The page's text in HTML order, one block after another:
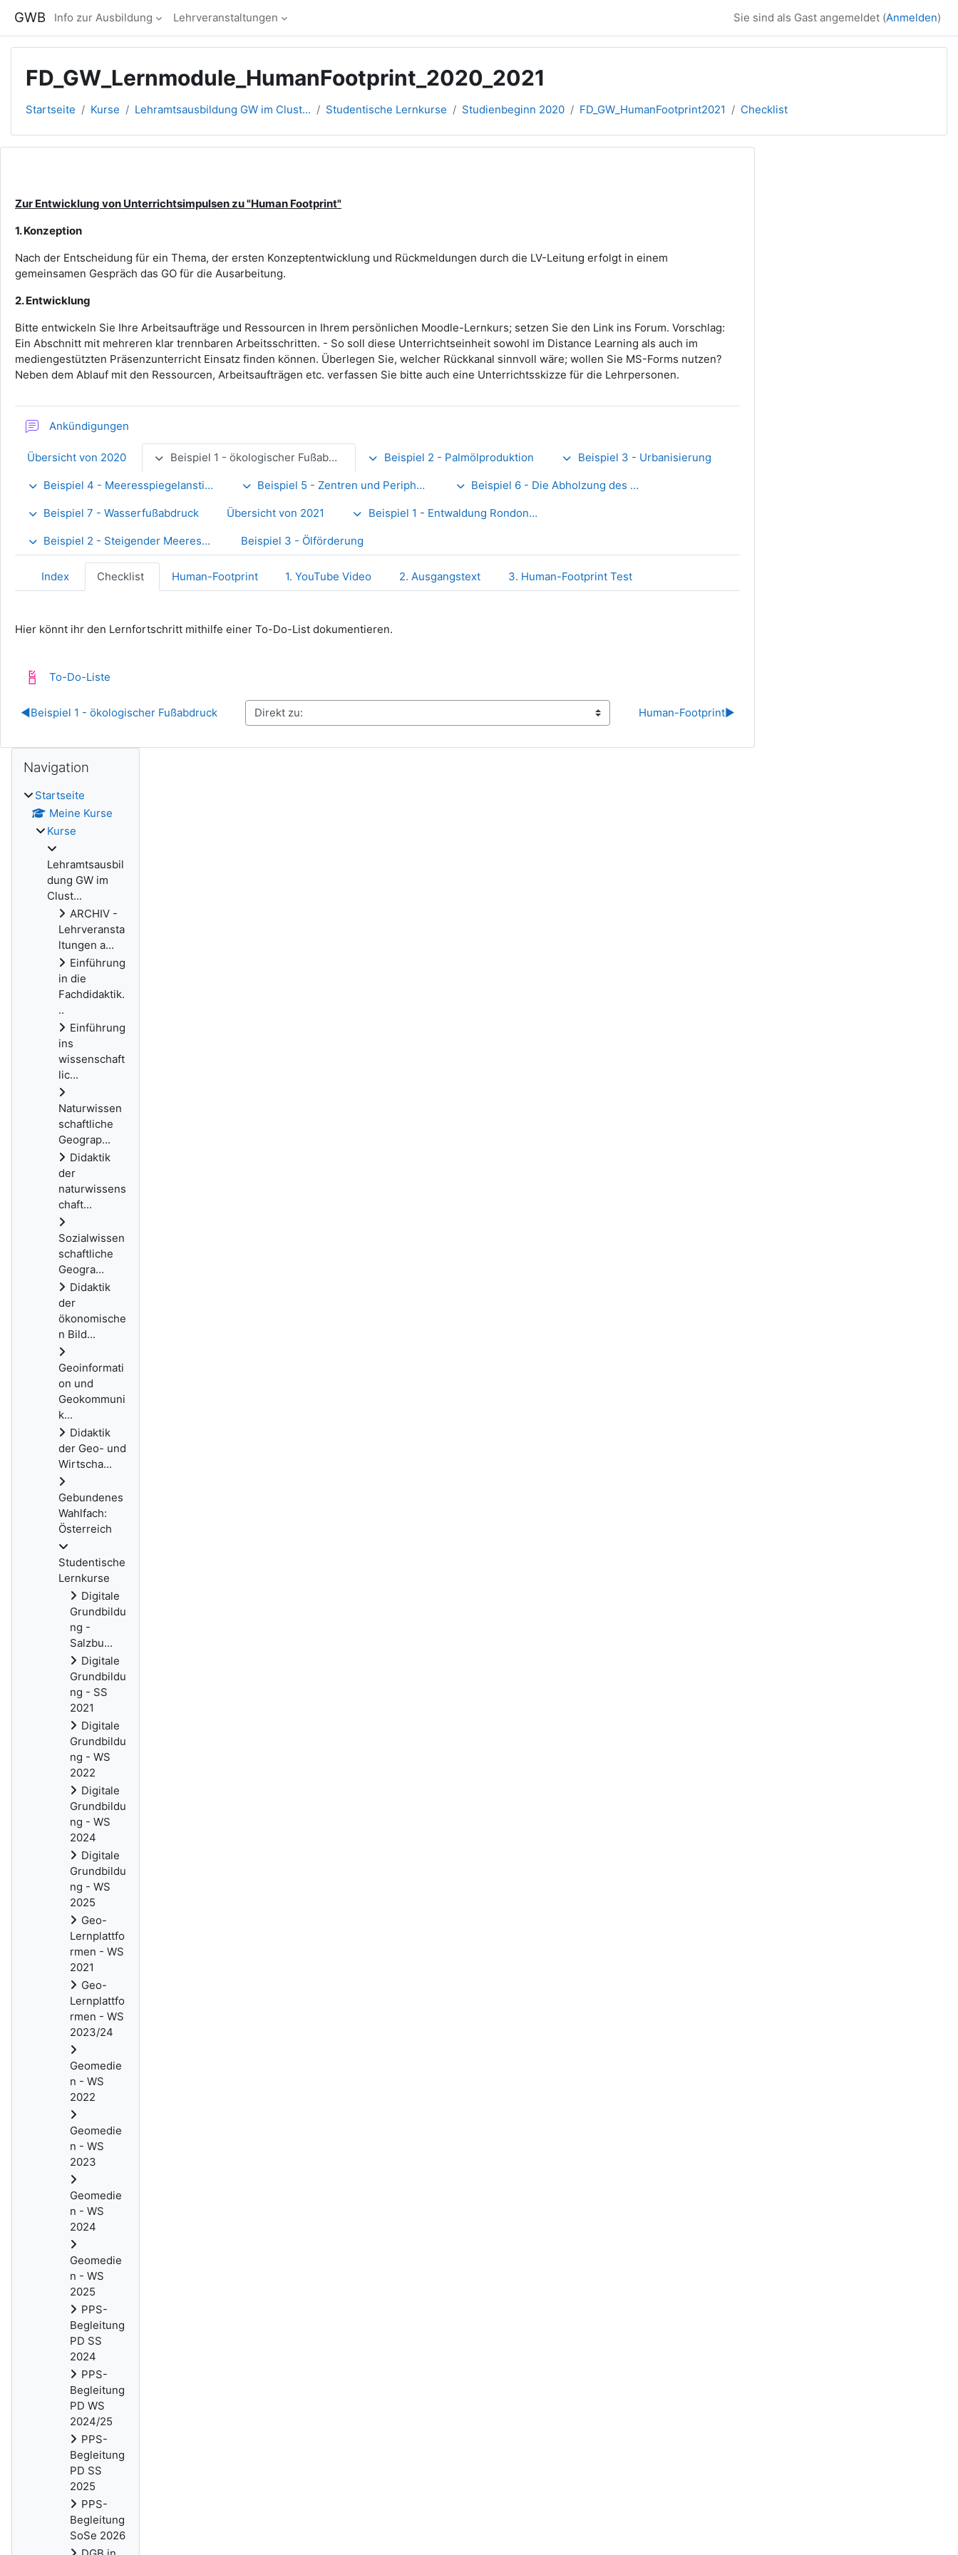
GWB Info zur Ausbildung Lehrveranstaltungen Sie sind als Gast angemeldet (Anmelden)
FD_GW_Lernmodule_HumanFootprint_2020_2021
Startseite Kurse Lehramtsausbildung GW im Clust... Studentische Lernkurse Studienbeginn 2020 FD_GW_HumanFootprint2021 Checklist
Zur Entwicklung von Unterrichtsimpulsen zu "Human Footprint"
1. Konzeption
Nach der Entscheidung für ein Thema, der ersten Konzeptentwicklung und Rückmeldungen durch die LV-Leitung erfolgt in einem
gemeinsamen Gespräch das GO für die Ausarbeitung.
2. Entwicklung
Bitte entwickeln Sie Ihre Arbeitsaufträge und Ressourcen in Ihrem persönlichen Moodle-Lernkurs; setzen Sie den Link ins Forum. Vorschlag:
Ein Abschnitt mit mehreren klar trennbaren Arbeitsschritten. - So soll diese Unterrichtseinheit sowohl im Distance Learning als auch im
mediengestützten Präsenzunterricht Einsatz finden können. Überlegen Sie, welcher Rückkanal sinnvoll wäre; wollen Sie MS-Forms nutzen?
Neben dem Ablauf mit den Ressourcen, Arbeitsaufträgen etc. verfassen Sie bitte auch eine Unterrichtsskizze für die Lehrpersonen.
Ankündigungen
Übersicht von 2020 Beispiel 1 - ökologischer Fußabdruck Beispiel 2 - Palmölproduktion Beispiel 3 - Urbanisierung
Beispiel 4 - Meeresspiegelanstieg Beispiel 5 - Zentren und Peripherien Großbrittaniens Beispiel 6 - Die Abholzung des Regenwaldes
Beispiel 7 - Wasserfußabdruck Übersicht von 2021 Beispiel 1 - Entwaldung Rondonia Brasilien
Beispiel 2 - Steigender Meeresspiegel Beispiel 3 - Ölförderung
Index Checklist Human-Footprint 1. YouTube Video 2. Ausgangstext 3. Human-Footprint Test
Hier könnt ihr den Lernfortschritt mithilfe einer To-Do-List dokumentieren.
To-Do-Liste
◀︎Beispiel 1 - ökologischer Fußabdruck ▶︎
Human-Footprint
Blöcke
Navigation
Startseite
Meine Kurse
Kurse
Lehramtsausbil
dung GW im
Clust...
ARCHIV -
Lehrveransta
ltungen a...
Einführung
in die
Fachdidaktik.
..
Einführung
ins
wissenschaft
lic...
Naturwissen
schaftliche
Geograp...
Didaktik
der
naturwissens
chaft...
Sozialwissen
schaftliche
Geogra...
Didaktik
der
ökonomische
n Bild...
Geoinformati
on und
Geokommuni
k...
Didaktik
der Geo- und
Wirtscha...
Gebundenes
Wahlfach:
Österreich
Studentische
Lernkurse
Digitale
Grundbildu
ng -
Salzbu...
Digitale
Grundbildu
ng - SS
2021
Digitale
Grundbildu
ng - WS
2022
Digitale
Grundbildu
ng - WS
2024
Digitale
Grundbildu
ng - WS
2025
Geo-
Lernplattfo
rmen - WS
2021
Geo-
Lernplattfo
rmen - WS
2023/24
Geomedie
n - WS
2022
Geomedie
n - WS
2023
Geomedie
n - WS
2024
Geomedie
n - WS
2025
PPS-
Begleitung
PD SS
2024
PPS-
Begleitung
PD WS
2024/25
PPS-
Begleitung
PD SS
2025
PPS-
Begleitung
SoSe 2026